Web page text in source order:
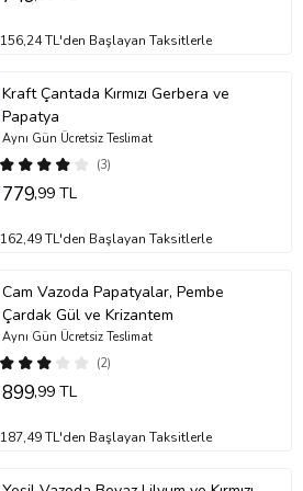
156,24 TL'den Başlayan Taksitlerle
Kraft Çantada Kırmızı Gerbera ve
Papatya
(3)
Aynı Gün Ücretsiz Teslimat
779,99 TL
162,49 TL'den Başlayan Taksitlerle
Cam Vazoda Papatyalar, Pembe
Çardak Gül ve Krizantem
(2)
Aynı Gün Ücretsiz Teslimat
899,99 TL
187,49 TL'den Başlayan Taksitlerle